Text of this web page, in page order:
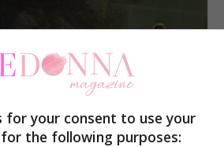
for your consent to use your
the following purposes: